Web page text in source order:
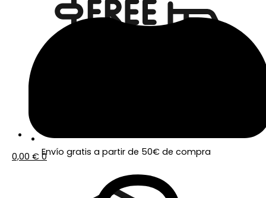
0,00 € 0
Envío gratis a partir de 50€ de compra